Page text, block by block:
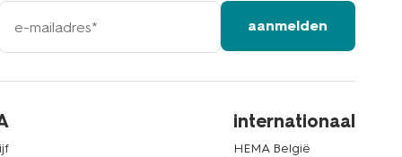
e-
mailadres
aanmelden
internationaal
HEMA België